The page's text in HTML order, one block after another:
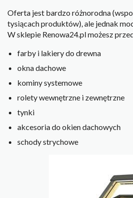
Oferta jest bardzo różnorodna
tysiącach produktów), ale jednak
W sklepie Renowa24.pl możesz
farby i lakiery do drewna
okna dachowe
kominy systemowe
rolety wewnętrzne i zewnętrzne
tynki
akcesoria do okien dachowych
schody strychowe